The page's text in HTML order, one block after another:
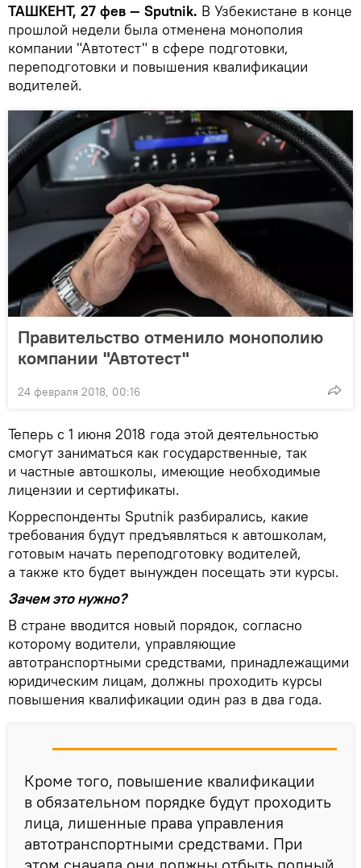
ТАШКЕНТ, 27 фев — Sputnik. В Узбекистане в конце
прошлой недели была отменена монополия
компании "Автотест" в сфере подготовки,
переподготовки и повышения квалификации
водителей.
Правительство отменило монополию
компании "Автотест"
24 февраля 2018, 00:16
Теперь с 1 июня 2018 года этой деятельностью
смогут заниматься как государственные, так
и частные автошколы, имеющие необходимые
лицензии и сертификаты.
Корреспонденты Sputnik разбирались, какие
требования будут предъявляться к автошколам,
готовым начать переподготовку водителей,
а также кто будет вынужден посещать эти курсы.
Зачем это нужно?
В стране вводится новый порядок, согласно
которому водители, управляющие
автотранспортными средствами, принадлежащими
юридическим лицам, должны проходить курсы
повышения квалификации один раз в два года.
Кроме того, повышение квалификации
в обязательном порядке будут проходить
лица, лишенные права управления
автотранспортными средствами. При